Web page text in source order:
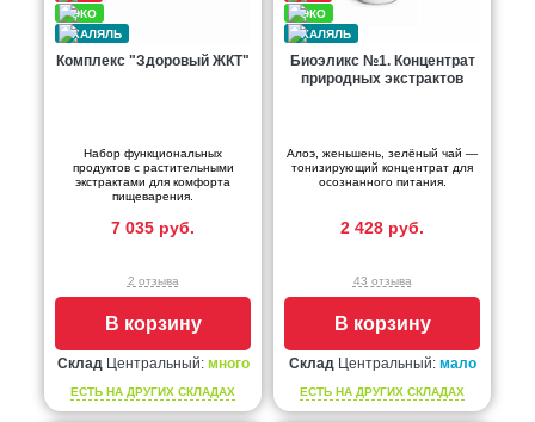
Комплекс "Здоровый ЖКТ"
Набор функциональных
продуктов с растительными
экстрактами для комфорта
пищеварения.
7 035 руб.
2 отзыва
В корзину
СкладЦентральный: много
ЕСТЬ НА ДРУГИХ СКЛАДАХ
Биоэликс №1. Концентрат
природных экстрактов
Алоэ, женьшень, зелёный чай —
тонизирующий концентрат для
осознанного питания.
2 428 руб.
43 отзыва
В корзину
СкладЦентральный: мало
ЕСТЬ НА ДРУГИХ СКЛАДАХ